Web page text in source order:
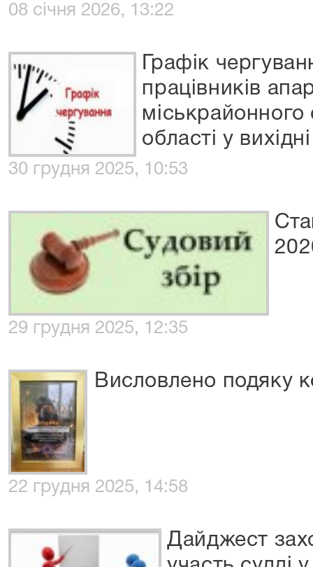
08 січня 2026, 13:22
Графік
працівників
міськрайонного
області у
30 грудня 2025, 10:53
29 грудня 2025, 12:35
Висловлено подяку
22 грудня 2025, 14:58
Дайджест